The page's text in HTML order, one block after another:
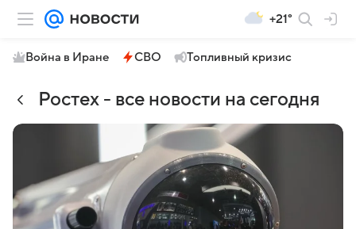
+21°
Война в Иране СВО Топливный кризис
Ростех - все новости на сегодня